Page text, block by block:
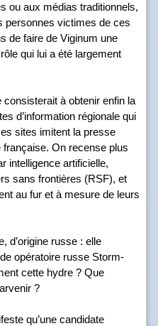
ou aux médias traditionnels,
personnes victimes de ces
de faire de Viginum une
qui lui a été largement
à obtenir enfin la
d’information régionale qui
sites imitent la presse
française. On recense plus
intelligence artificielle,
sans frontières (RSF), et
au fur et à mesure de leurs
d’origine russe : elle
opératoire russe Storm-
cette hydre ? Que
?
qu’une candidate